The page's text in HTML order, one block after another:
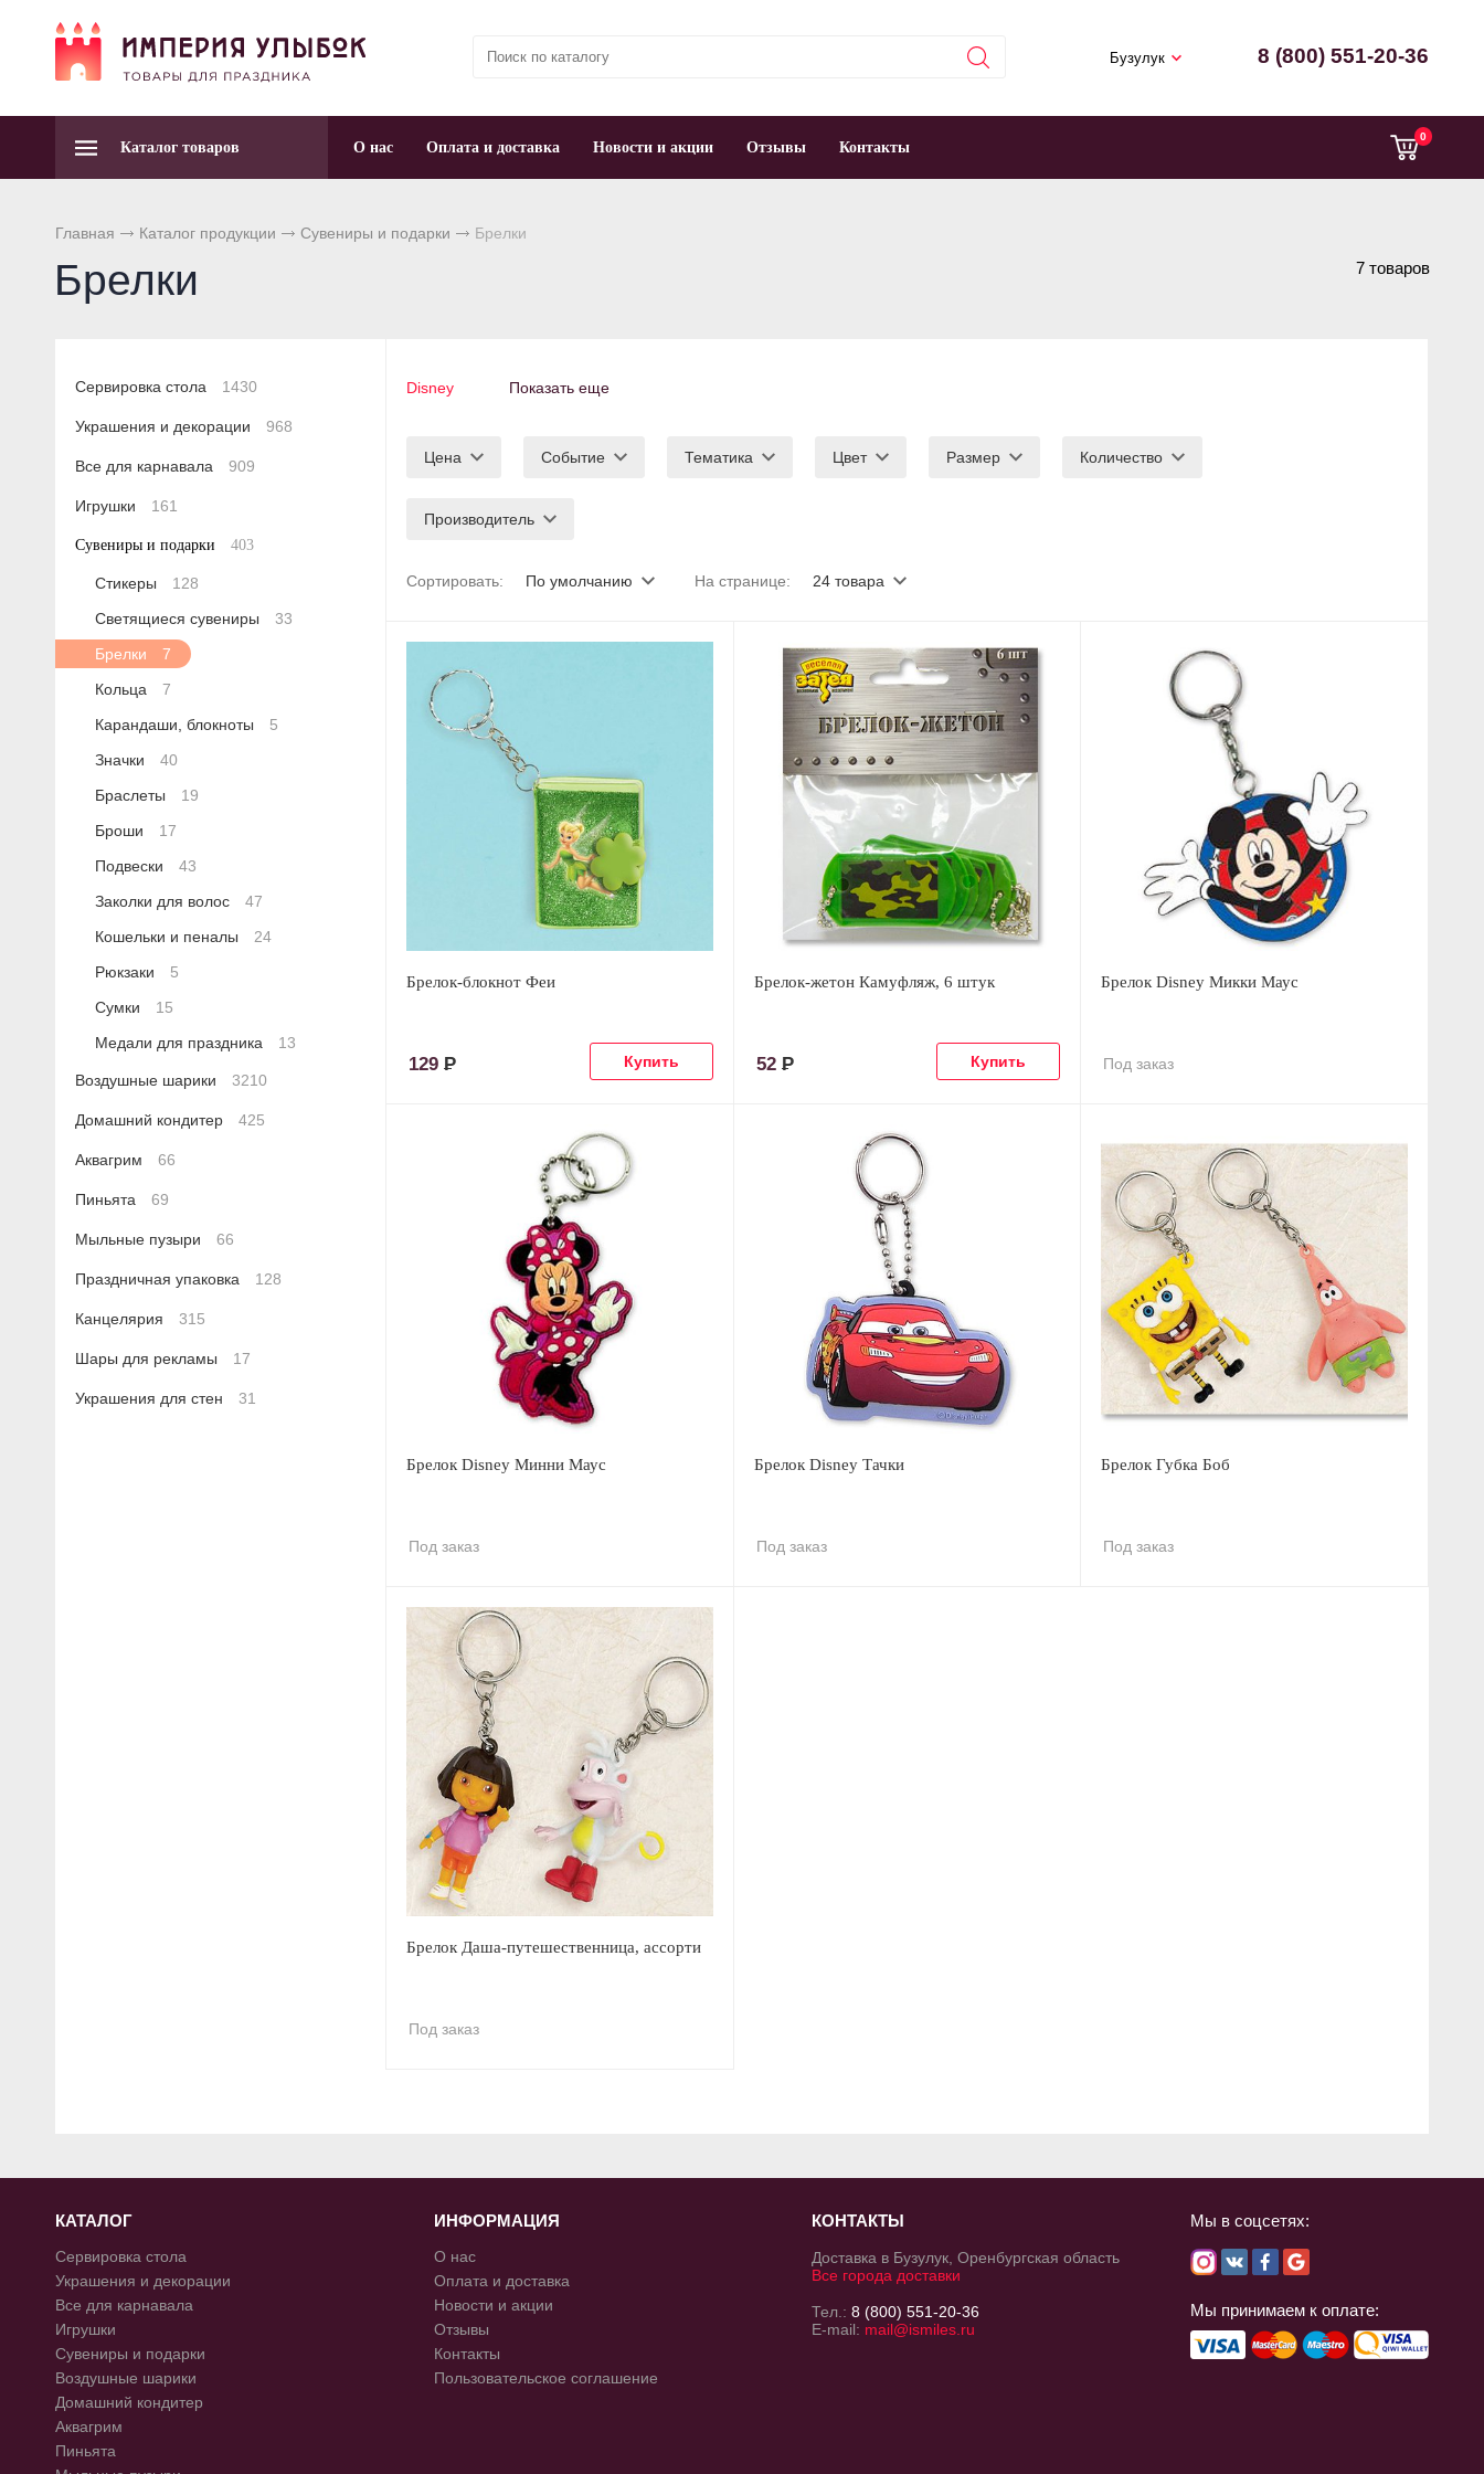
Бузулук 8 (800) 551-20-36
0
Каталог товаров О нас Оплата и доставка Новости и акции Отзывы Контакты
Главная Каталог продукции Сувениры и подарки Брелки
7 товаров
Брелки
Disney Показать еще
Цена Событие Тематика Цвет Размер Количество
Производитель
Сортировать: По умолчанию На странице: 24 товара
Брелок-блокнот Феи
129 Р
Брелок-жетон Камуфляж, 6 штук
52 Р
Брелок Disney Микки Маус
Под заказ
Брелок Disney Минни Маус
Под заказ
Брелок Disney Тачки
Под заказ
Брелок Губка Боб
Под заказ
Брелок Даша-путешественница, ассорти
Под заказ
Сервировка стола 1430
Украшения и декорации 968
Все для карнавала 909
Игрушки 161
Сувениры и подарки 403
Стикеры
128
Светящиеся сувениры
33
Брелки
7
Кольца
7
Карандаши, блокноты
5
Значки
40
Браслеты
19
Броши
17
Подвески
43
Заколки для волос
47
Кошельки и пеналы
24
Рюкзаки
5
Сумки
15
Медали для праздника
13
Воздушные шарики 3210
Домашний кондитер 425
Аквагрим 66
Пиньята 69
Мыльные пузыри 66
Праздничная упаковка 128
Канцелярия 315
Шары для рекламы 17
Украшения для стен 31
КАТАЛОГ
Сервировка стола
Украшения и декорации
Все для карнавала
Игрушки
Сувениры и подарки
Воздушные шарики
Домашний кондитер
Аквагрим
Пиньята
ИНФОРМАЦИЯ
О нас
Оплата и доставка
Новости и акции
Отзывы
Контакты
Пользовательское соглашение
КОНТАКТЫ
Доставка в Бузулук, Оренбургская область
Все города доставки
Тел.:8 (800) 551-20-36
E-mail: mail@ismiles.ru
Мы в соцсетях:
Мы принимаем к оплате: